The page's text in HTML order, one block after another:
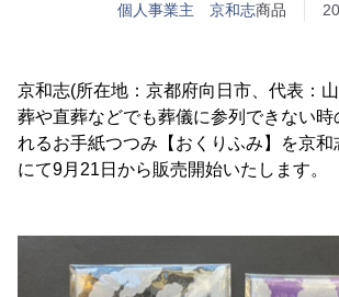
個人事業主 京和志商品
京和志(所在地：京都府向日市、代表：
葬や直葬などでも葬儀に参列できない時
れるお手紙つつみ【おくりふみ】を京
にて9月21日から販売開始いたします。